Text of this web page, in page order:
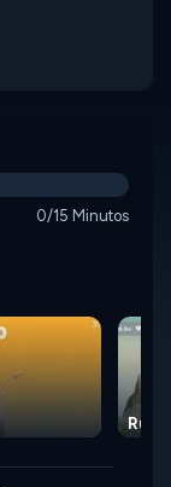
0/15 Minutos